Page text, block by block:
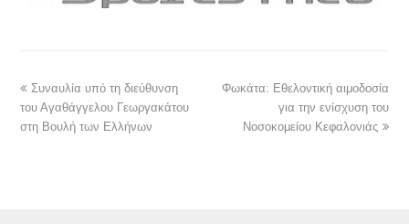
Συναυλία υπό τη διεύθυνση
του Αγαθάγγελου Γεωργακάτου
στη Βουλή των Ελλήνων
Φωκάτα: Εθελοντική αιμοδοσία
για την ενίσχυση του
Νοσοκομείου Κεφαλονιάς